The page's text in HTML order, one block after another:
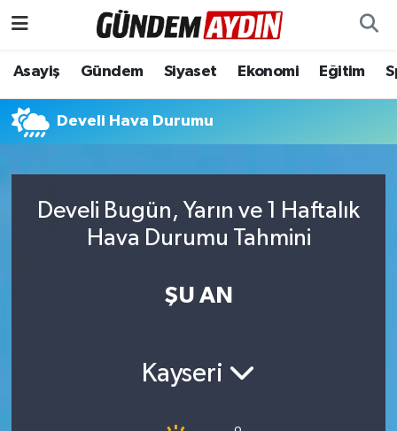
Asayiş Gündem Siyaset Ekonomi Eğitim
Develi Hava Durumu
Develi Bugün, Yarın ve 1 Haftalık
Hava Durumu Tahmini
ŞU AN
Kayseri
Aydın Nöbetçi Eczaneler
Aydın Hava Durumu
Aydın Trafik Yoğunluk Haritası
Süper Lig Puan Durumu ve Fikstür